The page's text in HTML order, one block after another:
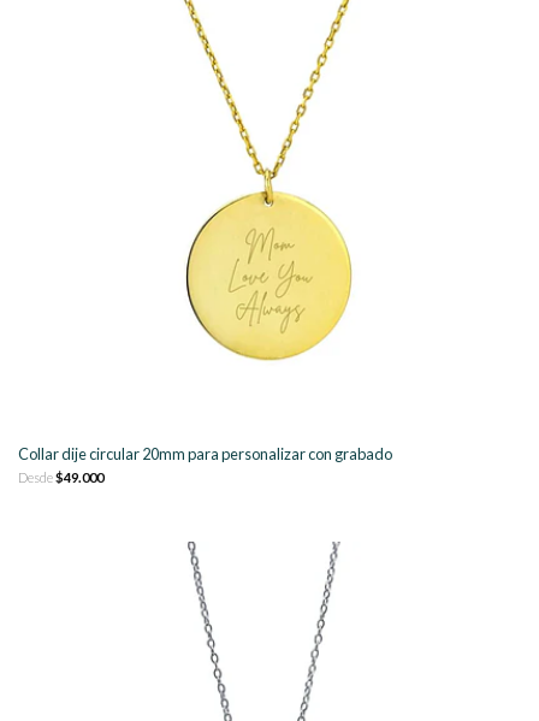
Collar dije circular 20mm para personalizar con grabado
Desde$49.000